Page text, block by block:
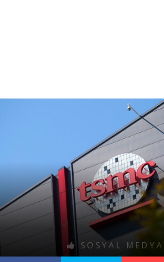
SOSYAL